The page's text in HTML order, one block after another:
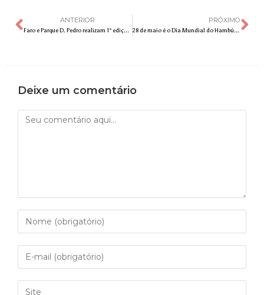
ANTERIOR
Faro e Parque D. Pedro realizam 1ª edição do Festival Junino
PRÓXIMO
28 de maio é o Dia Mundial do Hambúrguer: conheça a história dessa delícia
Deixe um comentário